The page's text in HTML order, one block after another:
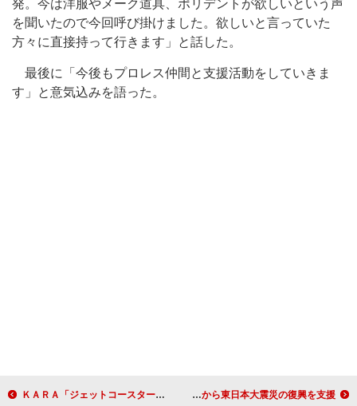
発。今は洋服やメーク道具、ポリデントが欲しいという声
を聞いたので今回呼び掛けました。欲しいと言っていた
方々に直接持って行きます」と話した。
最後に「今後もプロレス仲間と支援活動をしていきま
す」と意気込みを語った。
ＫＡＲＡ「ジェットコースターラブ」初首位 海外女性グループで、史上初の金字塔 ＹＯＳＨＩＫＩ、クリスタルピアノをオークションに 海外から東日本大震災の復興を支援